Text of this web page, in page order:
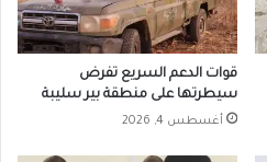
قوات الدعم السريع تفرض
سيطرتها على منطقة بير سليبة
أغسطس 4, 2026